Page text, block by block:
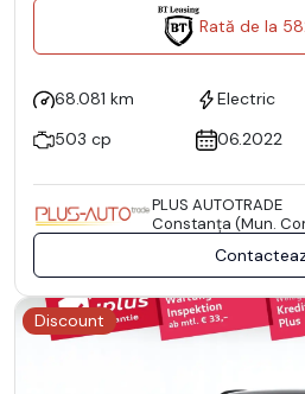
Rată de la
68.081 km Electric
503 cp
06.2022
PLUS AUTOTRADE
Constanţa (Mun.
Discount